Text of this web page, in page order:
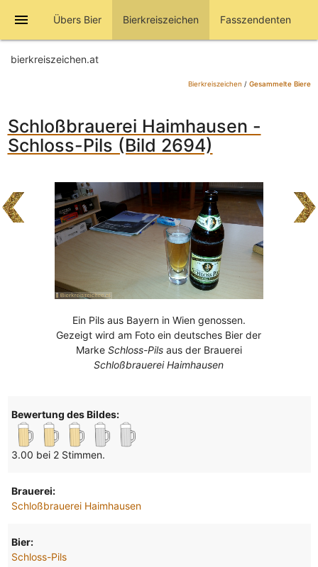
menu Übers Bier Bierkreiszeichen Fasszendenten
bierkreiszeichen.at
Bierkreiszeichen / Gesammelte Biere
Schloßbrauerei Haimhausen -
Schloss-Pils (Bild 2694)
Ein Pils aus Bayern in Wien genossen.
Gezeigt wird am Foto ein deutsches Bier der
Marke Schloss-Pilsaus der Brauerei
Schloßbrauerei Haimhausen
Bewertung des Bildes:
3.00 bei 2 Stimmen.
Brauerei:
Schloßbrauerei Haimhausen
Bier:
Schloss-Pils